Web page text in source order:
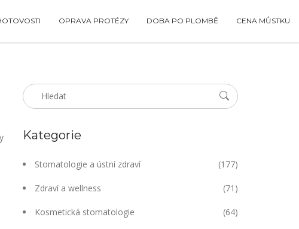
OPRAVA PROTÉZY DOBA PO PLOMBĚ CENA MŮSTKU
Kategorie
Stomatologie a ústní zdraví (177)
Zdraví a wellness (71)
Kosmetická stomatologie (64)